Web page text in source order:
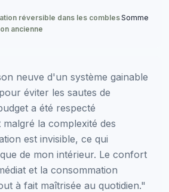
réversible dans les combles
ancienne
Somme
neuve d'un système gainable
éviter les sautes de
a été respecté
la complexité des
est invisible, ce qui
de mon intérieur. Le confort
et la consommation
à fait maîtrisée au quotidien."